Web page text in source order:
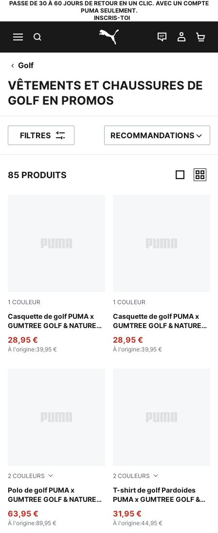
PASSE DE 30 À 60 JOURS DE RETOUR EN UN CLIC. AVEC UN COMPTE
PUMA SEULEMENT.
INSCRIS-TOI
PUMA.com
LIVE CHAT
MON
Golf
VÊTEMENTS ET CHAUSSURES DE
GOLF EN PROMOS
FILTRES TRIER PAR
RECOMMANDATIONS
85 PRODUITS
1 COULEUR
Casquette de golf PUMA x
GUMTREE GOLF & NATURE
Warm White-Fudge
28,95 €
À l'origine:39,95 €
1 COULEUR
Casquette de golf PUMA x
GUMTREE GOLF & NATURE
Sandstone
28,95 €
À l'origine:39,95 €
2 COULEURS
Polo de golf PUMA x
GUMTREE GOLF & NATURE
Sandstone
63,95 €
À l'origine:89,95 €
2 COULEURS
T-shirt de golf Pardoides
PUMA x GUMTREE GOLF &
Dark Sage
31,95 €
À l'origine:44,95 €